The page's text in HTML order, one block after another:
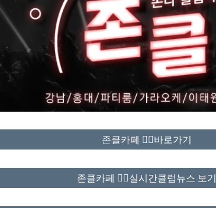
존클카페 ❤️‍🔥바로가기
존클카페 ❤️‍🔥실시간클럽뉴스 보기